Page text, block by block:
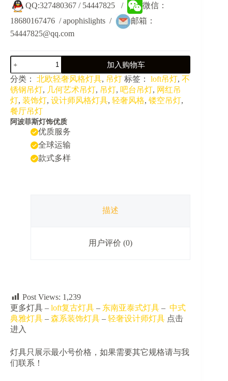
QQ:327480367 / 54447825 /
微信：
18680167476 / apophislights /
邮箱：
54447825@qq.com
JY40037-
轻
奢
酒
店
餐
厅
多
加入购物车
分类： 北欧轻奢风格灯具, 吊灯 标签： loft吊灯, 不
锈钢吊灯, 几何艺术吊灯, 吊灯, 吧台吊灯, 网红吊
灯, 装饰灯, 设计师风格灯具, 轻奢风格, 镂空吊灯,
餐厅吊灯
阿波菲斯灯饰优质
优质服务
全球运输
款式多样
描述
用户评价 (0)
Post Views: 1,239
更多灯具 – loft复古灯具 – 东南亚泰式灯具 – 中式
典雅灯具 – 森系装饰灯具 – 轻奢设计师灯具 点击
进入
灯具只展示最小号价格，如果需要其它规格请与我
们联系！